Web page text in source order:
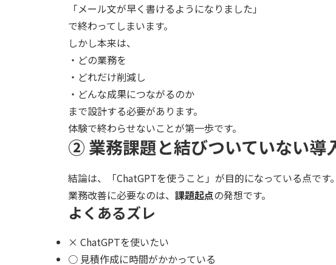
「メール文が早く書けるようになりました」
で終わってしまいます。
しかし本来は、
・どの業務を
・どれだけ削減し
・どんな成果につながるのか
まで設計する必要があります。
体験で終わらせないことが第一歩です。
② 業務課題と結びついていない導
結論は、「ChatGPTを使うこと」が目的になっている点です。
業務改善に必要なのは、 課題起点の発想です。
よくあるズレ
× ChatGPTを使いたい
○ 見積作成に時間がかかっている